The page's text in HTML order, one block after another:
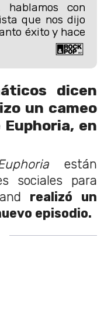
hablamos con
que nos dijo
éxito y hace
dicen
un cameo
en
están
sociales para
realizó un
episodio.